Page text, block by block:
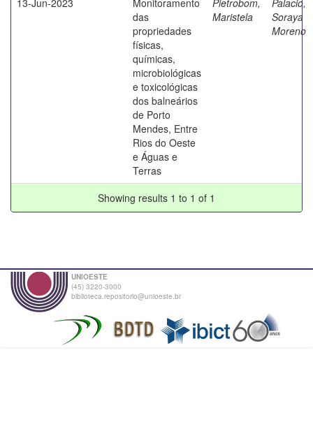
das
propriedades
físicas,
químicas,
microbiológicas
e toxicológicas
dos balneários
de Porto
Mendes, Entre
Rios do Oeste
e Águas e
Terras
Maristela
Soraya
Moreno
Showing results 1 to 1 of 1
UNIOESTE
(45) 3220-3000
biblioteca.repositorio@unioeste.br